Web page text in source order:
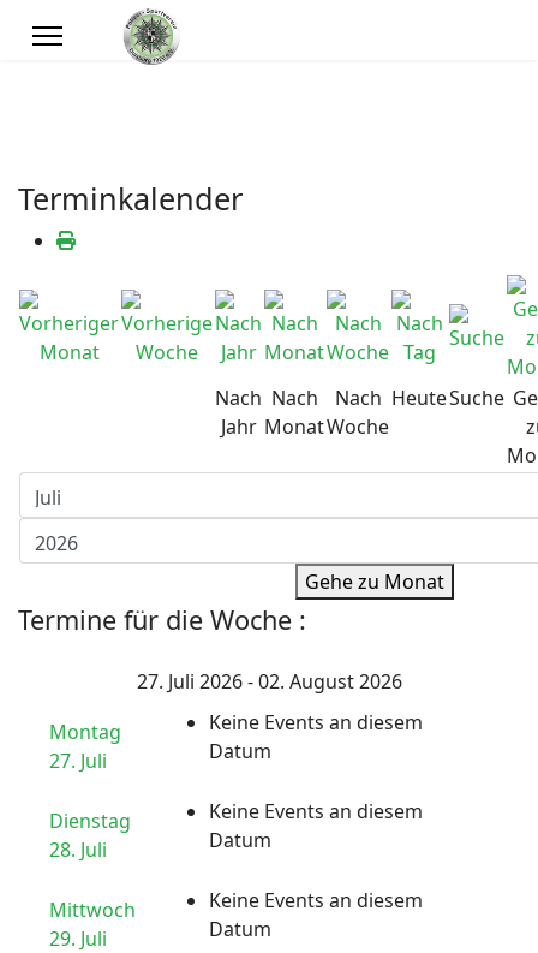
Terminkalender
Nach
Jahr
Nach
Monat
Nach
Woche
HeuteSuche
Gehe zu Monat
Termine für die Woche :
27. Juli 2026 - 02. August 2026
Montag
27. Juli
Keine Events an diesem
Datum
Dienstag
28. Juli
Keine Events an diesem
Datum
Mittwoch
29. Juli
Keine Events an diesem
Datum